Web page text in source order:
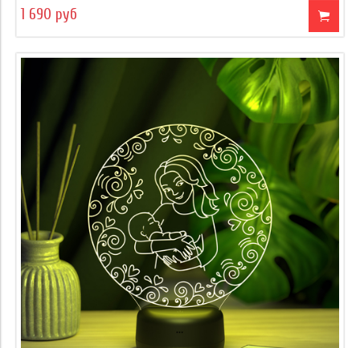
1 690 руб